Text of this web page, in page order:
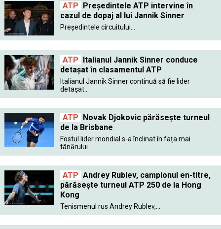
ATP Preşedintele ATP intervine în
cazul de dopaj al lui Jannik Sinner
Preşedintele circuitului...
ATP Italianul Jannik Sinner conduce
detașat în clasamentul ATP
Italianul Jannik Sinner continuă să fie lider
detașat...
ATP Novak Djokovic părăsește turneul
de la Brisbane
Fostul lider mondial s-a înclinat în fața mai
tânărului...
ATP Andrey Rublev, campionul en-titre,
părăsește turneul ATP 250 de la Hong
Kong
Tenismenul rus Andrey Rublev,...